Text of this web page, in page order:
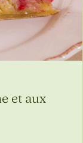
et aux